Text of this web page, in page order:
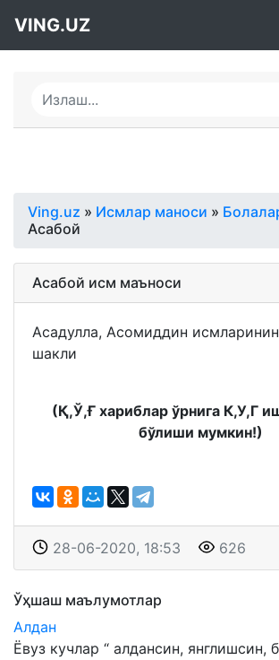
VING.UZ
Ving.uz » Исмлар маноси »
Асабой
Асабой исм маъноси
Асадулла, Асомиддин
шакли
(Қ,Ў,Ғ хариблар ўрнига К,У,Г
бўлиши мумкин!)
28-06-2020, 18:53 626
Ўҳшаш маълумотлар
Алдан
Ёвуз кучлар “ алдансин, янглишсин,